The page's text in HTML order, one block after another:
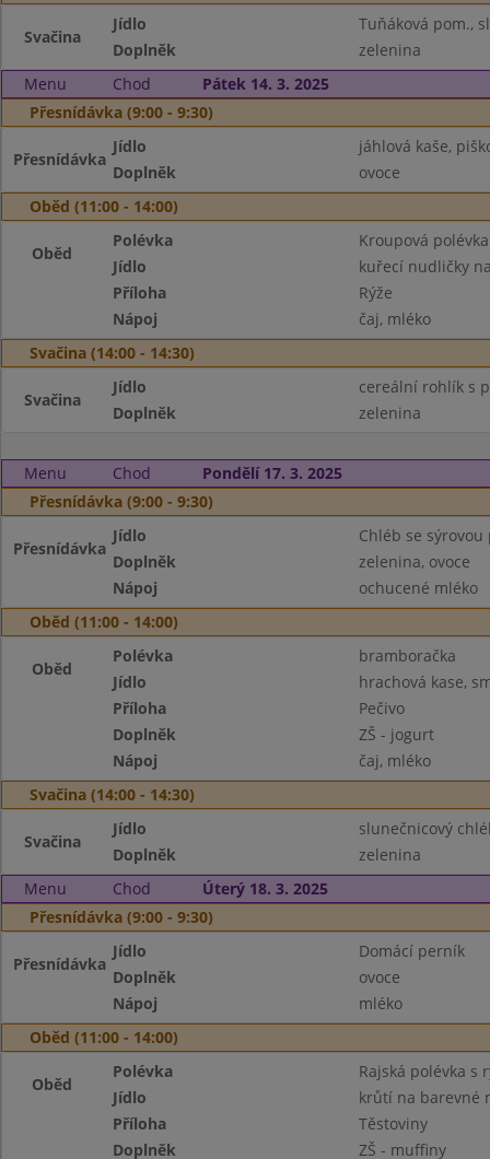
Svačina
Jídlo
Tuňáková pom.,
Doplněk
zelenina
Menu
Chod
Pátek 14. 3. 2025
Přesnídávka (9:00 - 9:30)
Přesnídávka
Jídlo
jáhlová kaše,
Doplněk
ovoce
Oběd (11:00 - 14:00)
Oběd
Polévka
Kroupová polévka
Jídlo
kuřecí nudličky
Příloha
Rýže
Nápoj
čaj, mléko
Svačina (14:00 - 14:30)
Svačina
Jídlo
cereální rohlík s
Doplněk
zelenina
Menu Chod
Pondělí 17. 3. 2025
Přesnídávka (9:00 - 9:30)
Přesnídávka
Jídlo
Chléb se
Doplněk
zelenina, ovoce
Nápoj
ochucené mléko
Oběd (11:00 - 14:00)
Oběd
Polévka
bramboračka
Jídlo
hrachová kase,
Příloha
Pečivo
Doplněk
ZŠ - jogurt
Nápoj
čaj, mléko
Svačina (14:00 - 14:30)
Svačina
Jídlo
slunečnicový
Doplněk
zelenina
Menu
Chod
Úterý 18. 3. 2025
Přesnídávka (9:00 - 9:30)
Přesnídávka
Jídlo
Domácí perník
Doplněk
ovoce
Nápoj
mléko
Oběd (11:00 - 14:00)
Oběd
Polévka
Rajská polévka s
Jídlo
krůtí na barevné
Příloha
Těstoviny
Doplněk
ZŠ - muffiny